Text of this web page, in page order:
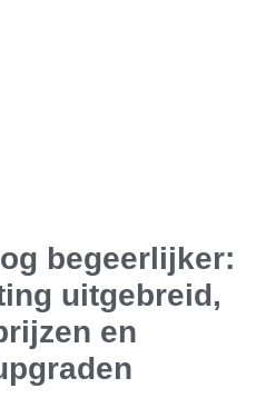
begeerlijker:
uitgebreid,
en